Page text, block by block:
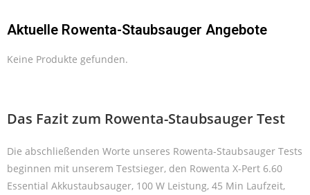
Aktuelle Rowenta-Staubsauger Angebote
Keine Produkte gefunden.
Das Fazit zum Rowenta-Staubsauger Test
Die abschließenden Worte unseres Rowenta-Staubsauger Tests
beginnen mit unserem Testsieger, den Rowenta X-Pert 6.60
Essential Akkustaubsauger, 100 W Leistung, 45 Min Laufzeit,